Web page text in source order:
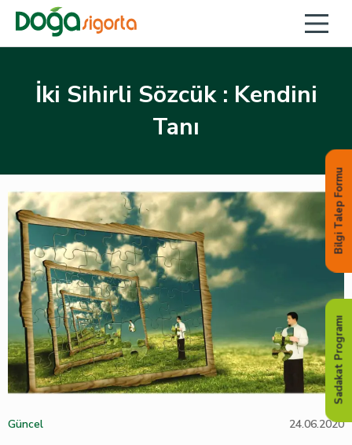
İki Sihirli Sözcük : Kendini
Tanı
Güncel 24.06.2020
Bilgi Talep Formu
Sadakat Programı